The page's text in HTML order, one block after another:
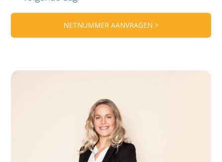
NETNUMMER AANVRAGEN >